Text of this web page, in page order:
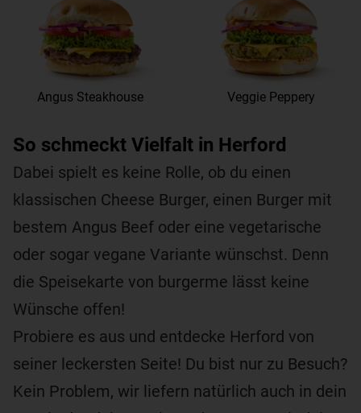
Angus Steakhouse Veggie Peppery
So schmeckt Vielfalt in Herford
Dabei spielt es keine Rolle, ob du einen
klassischen Cheese Burger, einen Burger mit
bestem Angus Beef oder eine vegetarische
oder sogar vegane Variante wünschst. Denn
die Speisekarte von burgerme lässt keine
Wünsche offen!
Probiere es aus und entdecke Herford von
seiner leckersten Seite! Du bist nur zu Besuch?
Kein Problem, wir liefern natürlich auch in dein